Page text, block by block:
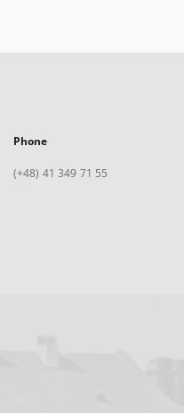
Phone
(+48) 41 349 71 55